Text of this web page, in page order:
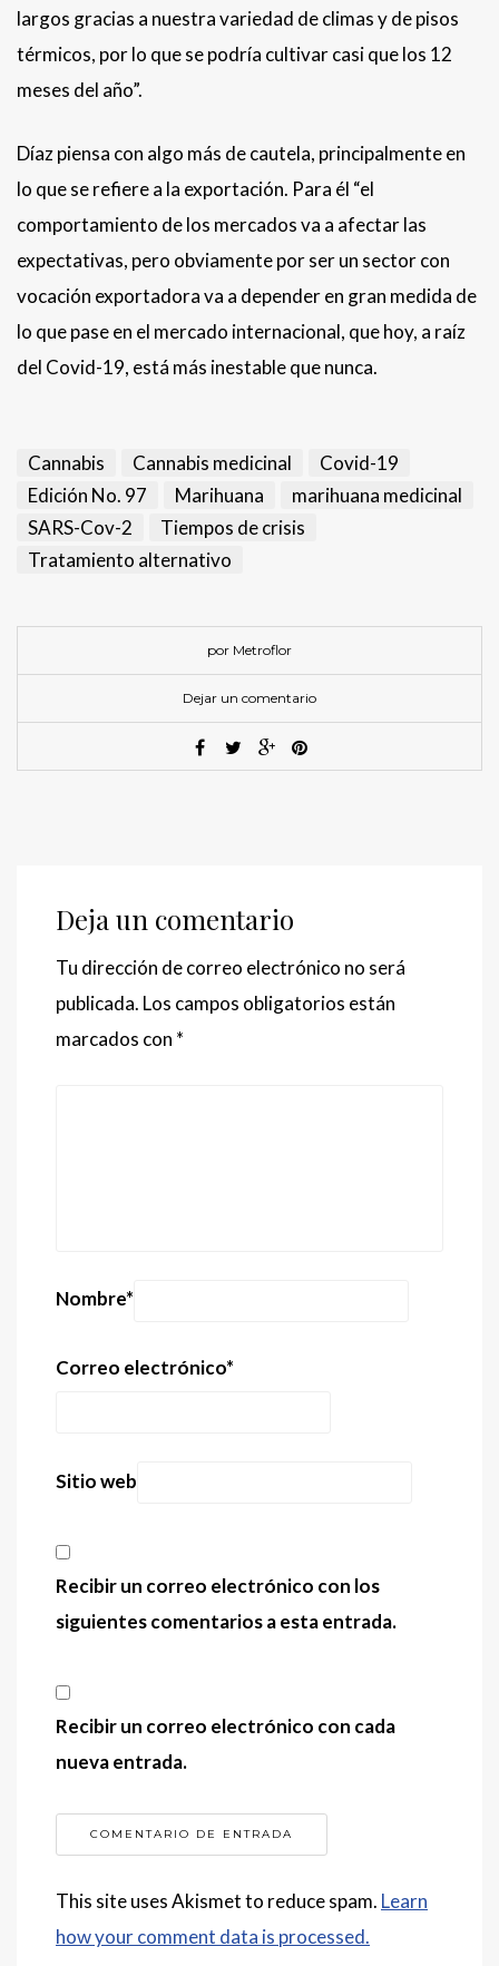
largos gracias a nuestra variedad de climas y de pisos
térmicos, por lo que se podría cultivar casi que los 12
meses del año”.
Díaz piensa con algo más de cautela, principalmente en
lo que se refiere a la exportación. Para él “el
comportamiento de los mercados va a afectar las
expectativas, pero obviamente por ser un sector con
vocación exportadora va a depender en gran medida de
lo que pase en el mercado internacional, que hoy, a raíz
del Covid-19, está más inestable que nunca.
Cannabis Cannabis medicinal
Covid-19
Edición No. 97
Marihuana
marihuana medicinal
SARS-Cov-2
Tiempos de crisis
Tratamiento alternativo
por Metroflor
Dejar un comentario
Deja un comentario
Tu dirección de correo electrónico no será
publicada. Los campos obligatorios están
marcados con *
Nombre*
Correo electrónico*
Sitio web
Recibir un correo electrónico con los
siguientes comentarios a esta entrada.
Recibir un correo electrónico con cada
nueva entrada.
This site uses Akismet to reduce spam. Learn
how your comment data is processed.